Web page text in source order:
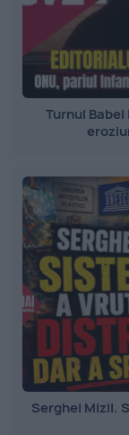
Turnul
Serghei Mizil.